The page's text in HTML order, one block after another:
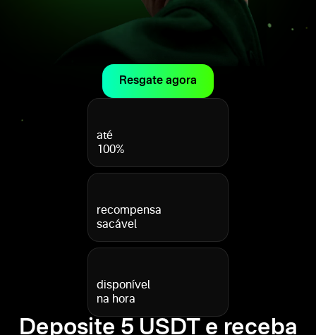
até
100%
recompensa
sacável
disponível
na hora
Resgate agora
Deposite 5 USDT e receba